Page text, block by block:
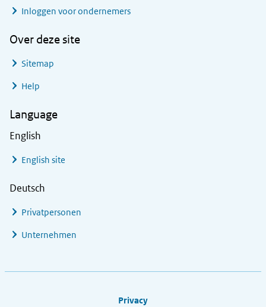
Inloggen voor ondernemers
Over deze site
Sitemap
Help
Language
English
English site
Deutsch
Privatpersonen
Unternehmen
Privacy